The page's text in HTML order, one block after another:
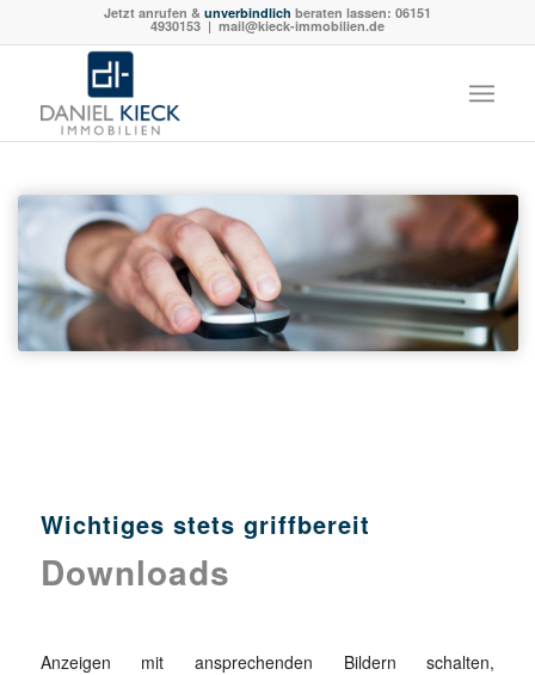
Jetzt anrufen & unverbindlich beraten lassen: 06151
4930153| mail@kieck-immobilien.de
Wichtiges stets griffbereit
Downloads
Anzeigen mit ansprechenden Bildern schalten,